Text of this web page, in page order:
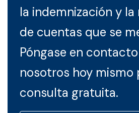
la indemnización y
de cuentas que se
Póngase en
nosotros hoy mismo
consulta gratuita.